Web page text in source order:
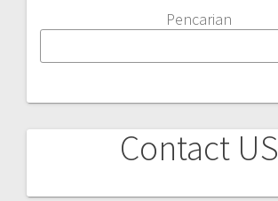
Pencarian
Contact US